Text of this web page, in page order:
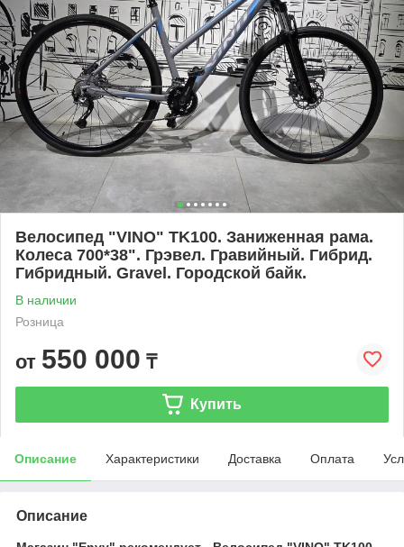
Велосипед "VINO" TK100. Заниженная рама.
Колеса 700*38". Грэвел. Гравийный. Гибрид.
Гибридный. Gravel. Городской байк.
В наличии
Розница
от 550 000 ₸
Купить
Описание Характеристики Доставка Оплата
Описание